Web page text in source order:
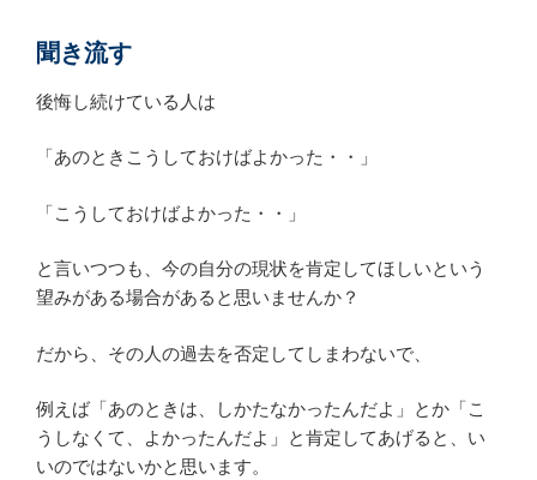
聞 き流す
後悔し続けている人は
「あのときこうしておけばよかった・・」
「こうしておけばよかった・・」
と言いつつも、今の自分の現状を肯定してほしいという
望みがある場合があると思いませんか？
だから、その人の過去を否定してしまわないで、
例えば「あのときは、しかたなかったんだよ」とか「こ
うしなくて、よかったんだよ」と肯定してあげると、い
いのではないかと思います。